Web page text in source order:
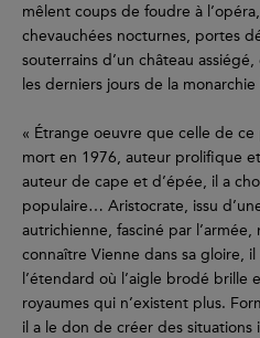
mêlent coups de foudre à
chevauchées nocturnes, portes
souterrains d’un château
les derniers jours de la
« Étrange oeuvre que celle de
mort en 1976, auteur prolifique
auteur de cape et d’épée, il a
populaire… Aristocrate, issu
autrichienne, fasciné par
connaître Vienne dans sa gloire,
l’étendard où l’aigle brodé brille
royaumes qui n’existent plus.
il a le don de créer des